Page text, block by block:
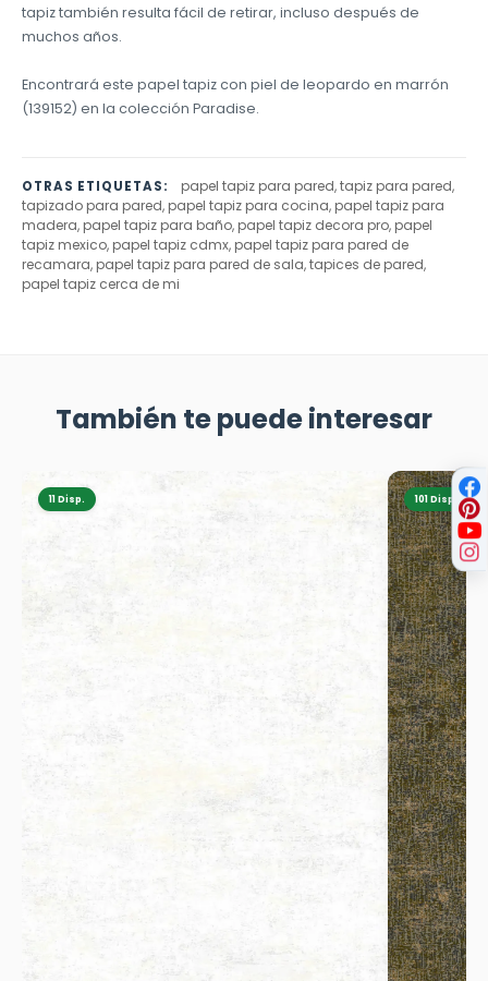
tapiz también resulta fácil de retirar, incluso después de
muchos años.
Encontrará este papel tapiz con piel de leopardo en marrón
(139152) en la colección Paradise.
OTRAS ETIQUETAS:
papel tapiz para pared, tapiz para pared,
tapizado para pared, papel tapiz para cocina, papel tapiz para
madera, papel tapiz para baño, papel tapiz decora pro, papel
tapiz mexico, papel tapiz cdmx, papel tapiz para pared de
recamara, papel tapiz para pared de sala, tapices de pared,
papel tapiz cerca de mi
También te puede interesar
11 Disp. 101 Disp.